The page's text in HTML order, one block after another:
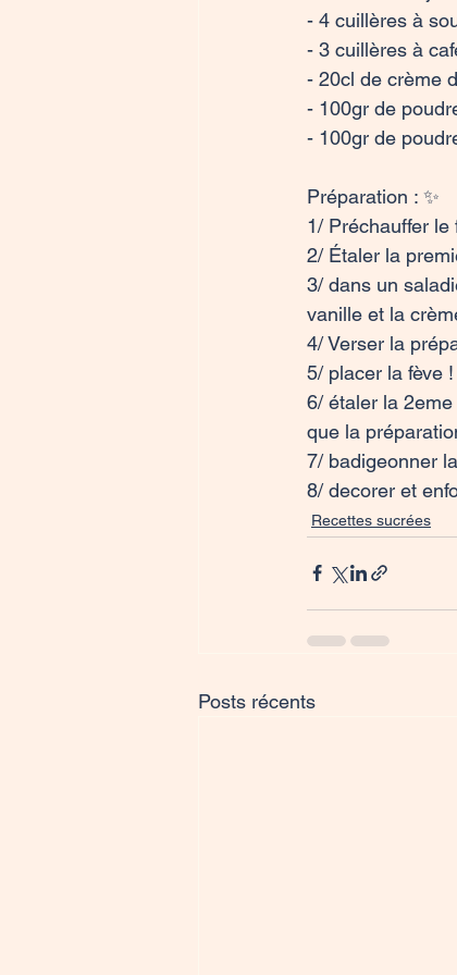
- 4 cuillères à
- 3 cuillères à
- 20cl de crème
- 100gr de
- 100gr de
Préparation : ✨
1/ Préchauffer le
2/ Étaler la
3/ dans un
vanille et la
4/ Verser la
5/ placer la fève
6/ étaler la
que la
7/ badigeonner
8/ decorer et
Recettes sucrées
Posts récents